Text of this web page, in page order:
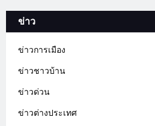
ข่าว
ข่าวการเมือง
ข่าวชาวบ้าน
ข่าวด่วน
ข่าวต่างประเทศ